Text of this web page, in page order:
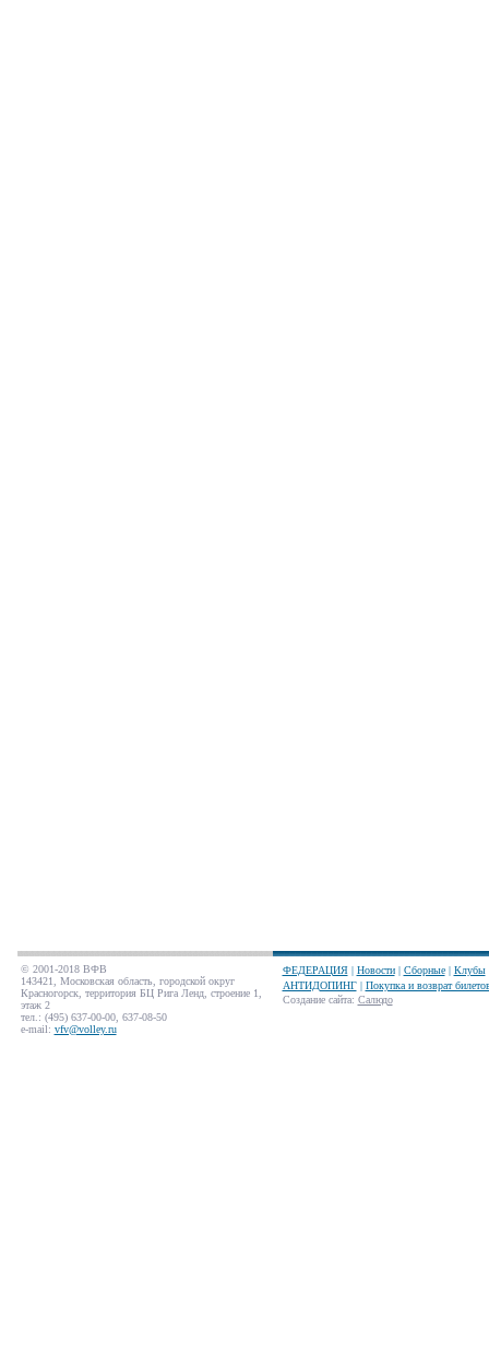
© 2001-2018 ВФВ
143421, Московская область, городской округ
Красногорск, территория БЦ Рига Ленд, строение 1,
этаж 2
тел.: (495) 637-00-00, 637-08-50
e-mail: vfv@volley.ru
ФЕДЕРАЦИЯ| Новости| Сборные| Клубы
АНТИДОПИНГ| Покупка и возврат
Создание сайта: Салюдо